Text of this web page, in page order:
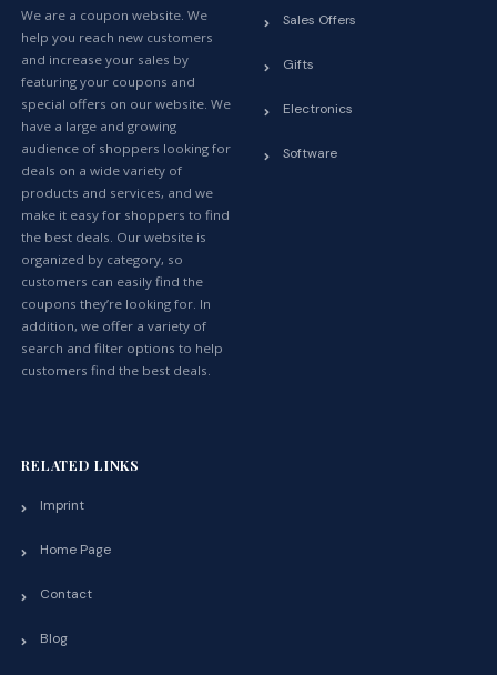
We are a coupon website. We
help you reach new customers
and increase your sales by
featuring your coupons and
special offers on our website. We
have a large and growing
audience of shoppers looking for
deals on a wide variety of
products and services, and we
make it easy for shoppers to find
the best deals. Our website is
organized by category, so
customers can easily find the
coupons they’re looking for. In
addition, we offer a variety of
search and filter options to help
customers find the best deals.
Sales Offers
Gifts
Electronics
Software
RELATED LINKS
Imprint
Home Page
Contact
Blog